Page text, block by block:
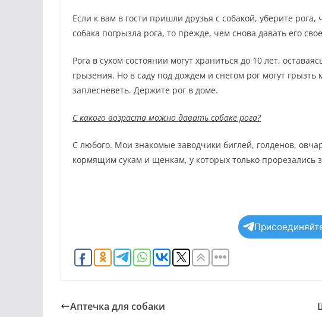
Если к вам в гости пришли друзья с собакой, уберите
собака погрызла рога, то прежде, чем снова давать его
Рога в сухом состоянии могут храниться до 10 лет,
грызения. Но в саду под дождем и снегом рог могут
заплесневеть. Держите рог в доме.
С какого возраста можно давать собаке рога?
С любого. Мои знакомые заводчики биглей, голденов,
кормящим сукам и щенкам, у которых только прорезались
Аптечка для собаки